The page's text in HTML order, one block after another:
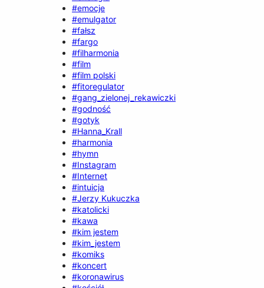
#emocje
#emulgator
#fałsz
#fargo
#filharmonia
#film
#film polski
#fitoregulator
#gang_zielonej_rekawiczki
#godność
#gotyk
#Hanna_Krall
#harmonia
#hymn
#Instagram
#Internet
#intuicja
#Jerzy Kukuczka
#katolicki
#kawa
#kim jestem
#kim_jestem
#komiks
#koncert
#koronawirus